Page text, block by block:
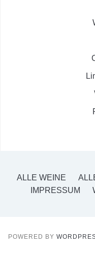
ALLE WEINE
IMPRESSUM
POWERED BY